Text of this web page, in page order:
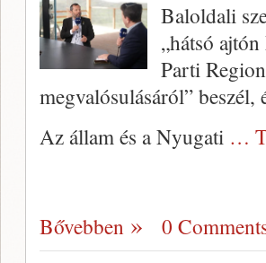
Baloldali
„hátsó
Parti
megvalósulásáról” beszél,
Az állam és a Nyugati …
Bővebben 0